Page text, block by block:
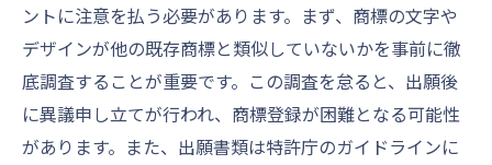
ントに注意を払う必要があります。まず、商標の文字や
デザインが他の既存商標と類似していないかを事前に徹
底調査することが重要です。この調査を怠ると、出願後
に異議申し立てが行われ、商標登録が困難となる可能性
があります。また、出願書類は特許庁のガイドラインに